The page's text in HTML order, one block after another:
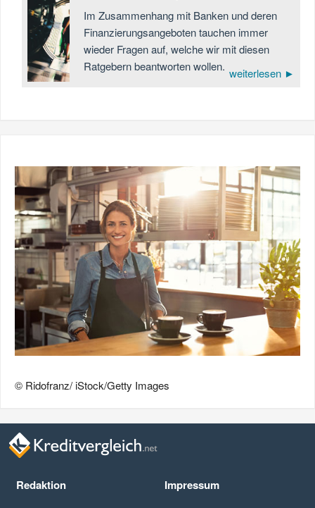
Im Zusammenhang mit Banken und deren
Finanzierungsangeboten tauchen immer
wieder Fragen auf, welche wir mit diesen
Ratgebern beantworten wollen. weiterlesen ►
© Ridofranz/ iStock/Getty Images
Redaktion Impressum